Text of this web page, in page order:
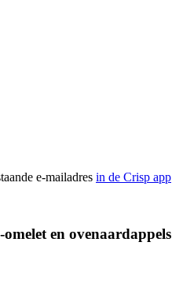
e-mailadres in de Crisp app
en ovenaardappels